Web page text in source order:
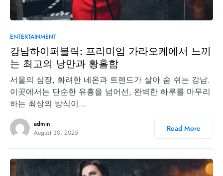
ENTERTAINMENT
강남하이퍼블릭: 프리미엄 가라오케에서 느끼
는 최고의 낭만과 황홀함
서울의 심장, 화려한 네온과 트렌드가 살아 숨 쉬는 강남.
이곳에서는 단순한 유흥을 넘어선, 완벽한 하루를 마무리
하는 최상의 방식이…
admin
August 30, 2025
Read More